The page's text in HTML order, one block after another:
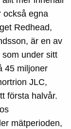
också egna
Redhead,
är en av
under sitt
45 miljoner
JLC,
första halvår.
mätperioden,